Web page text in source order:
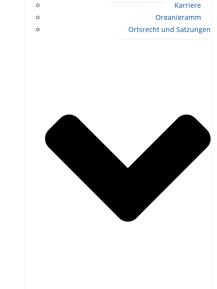
Karriere
Organigramm
Ortsrecht und Satzungen